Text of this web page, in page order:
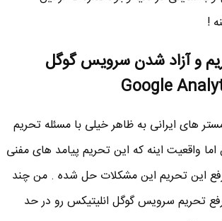
!
و آزاد شدن سرویس گوگل
های ایرانی به ظاهر خیلی با مسئله تحریم
واقعیت اینه که این تحریم پیامد های مفنی
رفع این تحریم این مشکلات حل شده . من چند
رفع تحریم سرویس گوگل انلیتیکس رو در حد